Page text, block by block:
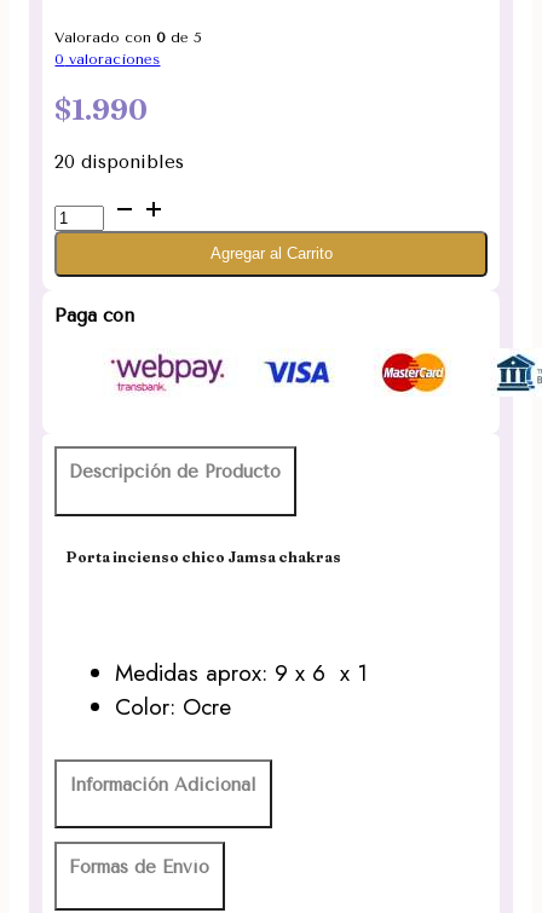
Valorado con0 de 5
0 valoraciones
$1.990
20 disponibles
Porta
incienso
chakras
Agregar al Carrito
Paga con
Descripción de Producto
Porta incienso chico Jamsa chakras
Medidas aprox: 9 x 6 x 1
Color: Ocre
Información Adicional
Formas de Envío